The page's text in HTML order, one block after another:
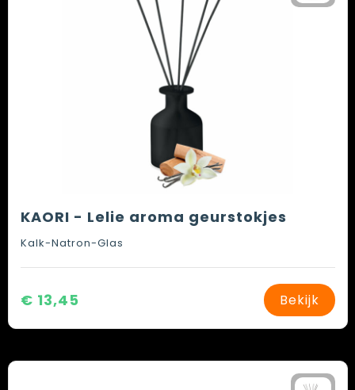
KAORI - Lelie aroma geurstokjes
Kalk-Natron-Glas
€ 13,45 Bekijk